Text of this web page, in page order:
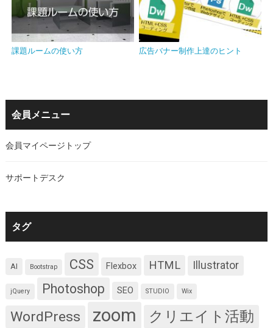
課題ルームの使い方 広告バナー制作上達のヒント
会員メニュー
会員マイページトップ
サポートデスク
タグ
AI Bootstrap CSS Flexbox HTML Illustrator
jQuery Photoshop SEO STUDIO Wix
WordPress zoom クリエイト活動